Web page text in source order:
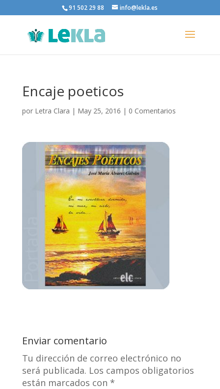
91 502 29 88 info@lekla.es
Encaje poeticos
por Letra Clara | May 25, 2016 | 0 Comentarios
Enviar comentario
Tu dirección de correo electrónico no
será publicada. Los campos obligatorios
están marcados con *